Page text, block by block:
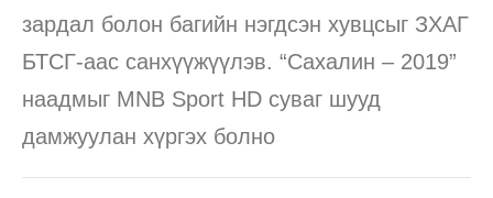
зардал болон багийн нэгдсэн хувцсыг ЗХАГ
БТСГ-аас санхүүжүүлэв. “Сахалин – 2019”
наадмыг MNB Sport HD суваг шууд
дамжуулан хүргэх болно